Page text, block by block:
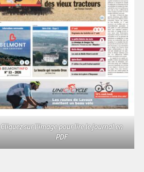
Cliquez sur l'image pour lire le journal en
PDF